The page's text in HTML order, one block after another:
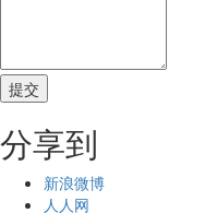
分享到
新浪微博
人人网